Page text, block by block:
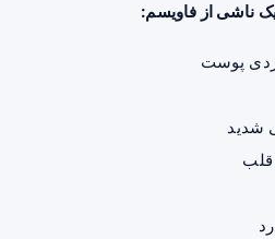
ناشی از فاویسم:
پوست
شدید
قلب